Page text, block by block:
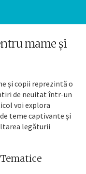
mame și
și copii reprezintă o
de neuitat într-un
voi explora
teme captivante și
legăturii